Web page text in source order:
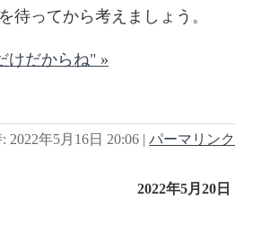
待ってから考えましょう。
けだからね" »
: 2022年5月16日 20:06 | パーマリンク
2022年5月20日